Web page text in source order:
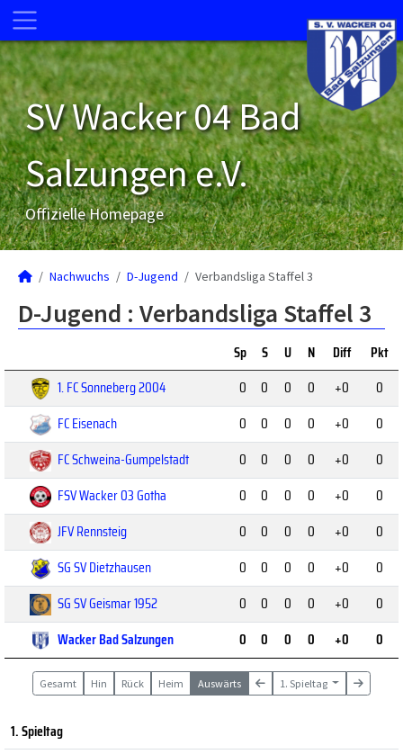
SV Wacker 04 Bad
Salzungen e.V.
Offizielle Homepage
Nachwuchs D-Jugend Verbandsliga Staffel 3
D-Jugend : Verbandsliga Staffel 3
Sp S U N Diff
Pkt
1. FC Sonneberg 2004
0 0 0 0 +0
0
FC Eisenach
0 0 0 0 +0
0
FC Schweina-Gumpelstadt
0 0 0 0 +0
0
FSV Wacker 03 Gotha
0 0 0 0 +0
0
JFV Rennsteig
0 0 0 0 +0
0
SG SV Dietzhausen
0 0 0 0 +0
0
SG SV Geismar 1952
0 0 0 0 +0
0
Wacker Bad Salzungen
0 0 0 0 +0 0
Gesamt Hin Rück Heim Auswärts 1. Spieltag
1. Spieltag